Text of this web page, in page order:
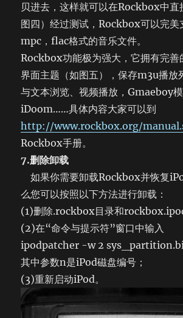
贝进去，这样就可以在Rockbox中直
图四）经过测试，Rockbox可以完美
mpc，flac格式的音乐文件。
Rockbox功能极为强大，它拥有完善
界面主题（如图五），保存m3u播放
与文本浏览、视频播放，Gmaeboy模
iDoom……具体内容大家可以到
http://www.rockbox.org/
Rockbox手册。
7.删除卸载
如果你需要卸载Rockbox并恢复
么您可以按照以下方法进行卸载：
(1)删除.rockbox目录和
(2)在“命令与提示符”窗口中输入
ipodpatcher -w 2
其中参数n是iPod磁盘编号；
(3)重新启动iPod。